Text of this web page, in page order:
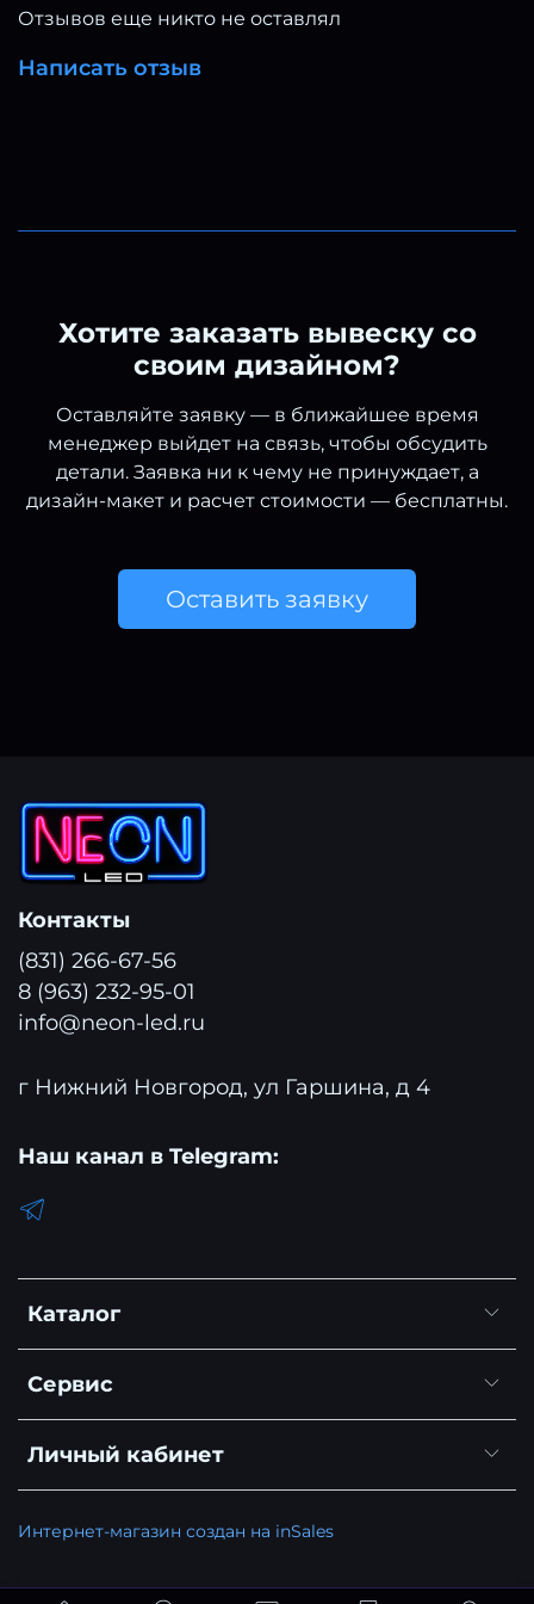
скрыть дефект и повреждение корпуса,
царапины и ржавчины, вмятина так же станет
менее заметна!
Отзывов еще никто не оставлял
Написать отзыв
Хотите заказать вывеску со
своим дизайном?
Оставляйте заявку — в ближайшее время
менеджер выйдет на связь, чтобы обсудить
детали. Заявка ни к чему не принуждает, а
дизайн-макет и расчет стоимости — бесплатны.
Оставить заявку
Каталог
Сервис
Личный кабинет
Контакты
(831) 266-67-56
8 (963) 232-95-01
info@neon-led.ru
г Нижний Новгород, ул Гаршина, д 4
Наш канал в Telegram:
Интернет-магазин создан на inSales